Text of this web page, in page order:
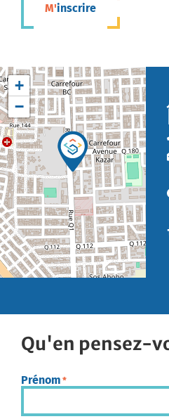
M'inscrire
+
−
Qu'en pensez-
Prénom *